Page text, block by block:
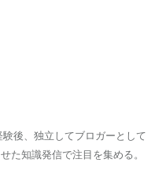
後、独立してブロガーとして
た知識発信で注目を集める。